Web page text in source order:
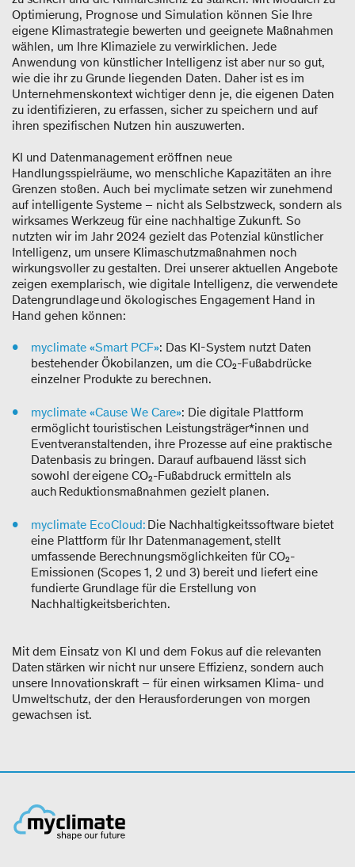
Optimierung, Prognose und Simulation können Sie Ihre
eigene Klimastrategie bewerten und geeignete Maßnahmen
wählen, um Ihre Klimaziele zu verwirklichen. Jede
Anwendung von künstlicher Intelligenz ist aber nur so gut,
wie die ihr zu Grunde liegenden Daten. Daher ist es im
Unternehmenskontext wichtiger denn je, die eigenen Daten
zu identifizieren, zu erfassen, sicher zu speichern und auf
ihren spezifischen Nutzen hin auszuwerten.
KI und Datenmanagement eröffnen neue
Handlungsspielräume, wo menschliche Kapazitäten an ihre
Grenzen stoßen. Auch bei myclimate setzen wir zunehmend
auf intelligente Systeme – nicht als Selbstzweck, sondern als
wirksames Werkzeug für eine nachhaltige Zukunft. So
nutzten wir im Jahr 2024 gezielt das Potenzial künstlicher
Intelligenz, um unsere Klimaschutzmaßnahmen noch
wirkungsvoller zu gestalten. Drei unserer aktuellen Angebote
zeigen exemplarisch, wie digitale Intelligenz, die verwendete
Datengrundlage und ökologisches Engagement Hand in
Hand gehen können:
myclimate «Smart PCF»: Das KI-System nutzt Daten
bestehender Ökobilanzen, um die CO₂-Fußabdrücke
einzelner Produkte zu berechnen.
myclimate «Cause We Care»: Die digitale Plattform
ermöglicht touristischen Leistungsträger*innen und
Eventveranstaltenden, ihre Prozesse auf eine praktische
Datenbasis zu bringen. Darauf aufbauend lässt sich
sowohl der eigene CO₂-Fußabdruck ermitteln als
auch Reduktionsmaßnahmen gezielt planen.
myclimate EcoCloud: Die Nachhaltigkeitssoftware bietet
eine Plattform für Ihr Datenmanagement, stellt
umfassende Berechnungsmöglichkeiten für CO₂-
Emissionen (Scopes 1, 2 und 3) bereit und liefert eine
fundierte Grundlage für die Erstellung von
Nachhaltigkeitsberichten.
Mit dem Einsatz von KI und dem Fokus auf die relevanten
Daten stärken wir nicht nur unsere Effizienz, sondern auch
unsere Innovationskraft – für einen wirksamen Klima- und
Umweltschutz, der den Herausforderungen von morgen
gewachsen ist.